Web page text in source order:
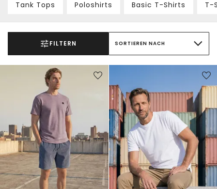
Tank Tops Poloshirts Basic T-Shirts T-
FILTERN SORTIEREN NACH